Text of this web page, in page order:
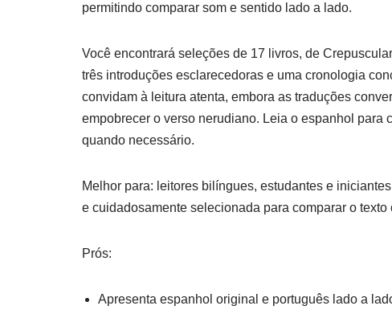
permitindo comparar som e sentido lado a lado.
Você encontrará seleções de 17 livros, de
três introduções esclarecedoras e uma cronologia
convidam à leitura atenta, embora as traduções
empobrecer o verso nerudiano. Leia o espanhol para
quando necessário.
Melhor para: leitores bilíngues, estudantes e
e cuidadosamente selecionada para comparar o
Prós:
Apresenta espanhol original e português lado a